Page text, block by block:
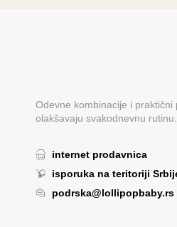
Odevne kombinacije i praktični
olakšavaju svakodnevnu rutinu.
internet prodavnica
isporuka na teritoriji
podrska@lollipopbaby.rs